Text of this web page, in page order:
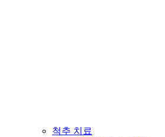
척추 치료